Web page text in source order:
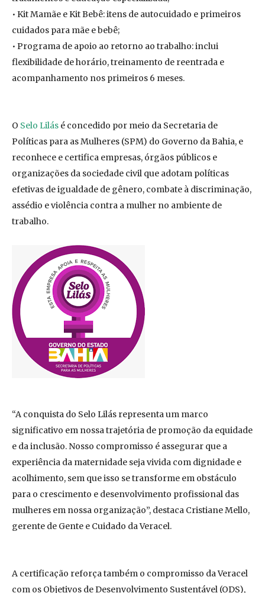
• Kit Mamãe e Kit Bebê: itens de autocuidado e primeiros
cuidados para mãe e bebê;
• Programa de apoio ao retorno ao trabalho: inclui
flexibilidade de horário, treinamento de reentrada e
acompanhamento nos primeiros 6 meses.
O Selo Lilás é concedido por meio da Secretaria de
Políticas para as Mulheres (SPM) do Governo da Bahia, e
reconhece e certifica empresas, órgãos públicos e
organizações da sociedade civil que adotam políticas
efetivas de igualdade de gênero, combate à discriminação,
assédio e violência contra a mulher no ambiente de
trabalho.
“A conquista do Selo Lilás representa um marco
significativo em nossa trajetória de promoção da equidade
e da inclusão. Nosso compromisso é assegurar que a
experiência da maternidade seja vivida com dignidade e
acolhimento, sem que isso se transforme em obstáculo
para o crescimento e desenvolvimento profissional das
mulheres em nossa organização”, destaca Cristiane Mello,
gerente de Gente e Cuidado da Veracel.
A certificação reforça também o compromisso da Veracel
com os Objetivos de Desenvolvimento Sustentável (ODS),